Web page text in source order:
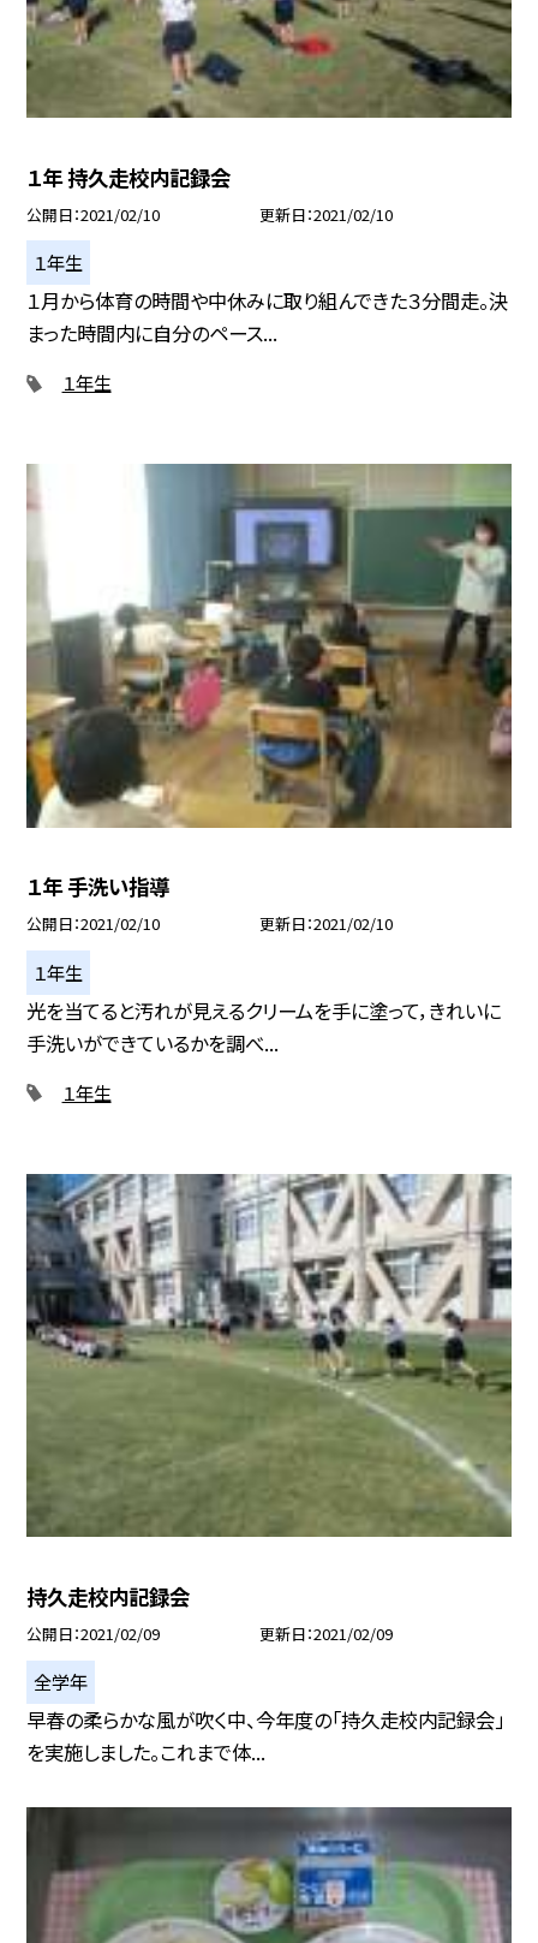
１年 持久走校内記録会
公開日 2021/02/10 更新日 2021/02/10
１年生
１月から体育の時間や中休みに取り組んできた３分間走。決
まった時間内に自分のペース...
１年生
１年 手洗い指導
公開日 2021/02/10 更新日 2021/02/10
１年生
光を当てると汚れが見えるクリームを手に塗って，きれいに
手洗いができているかを調べ...
１年生
持久走校内記録会
公開日 2021/02/09 更新日 2021/02/09
全学年
早春の柔らかな風が吹く中、今年度の「持久走校内記録会」
を実施しました。これまで体...